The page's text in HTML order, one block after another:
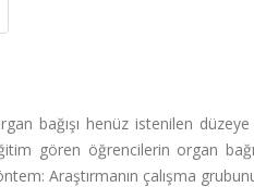
bağışı henüz istenilen düzeye
gören öğrencilerin organ
Araştırmanın çalışma